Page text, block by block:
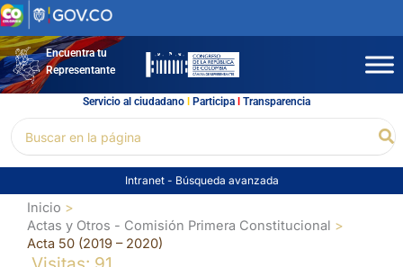
Ir
al
contenidoEncuentra tu
Representante
Servicio al ciudadano l Participal Transparencia
por:
Intranet - Búsqueda avanzada
Inicio
Actas y Otros - Comisión Primera Constitucional
Acta 50 (2019 – 2020)